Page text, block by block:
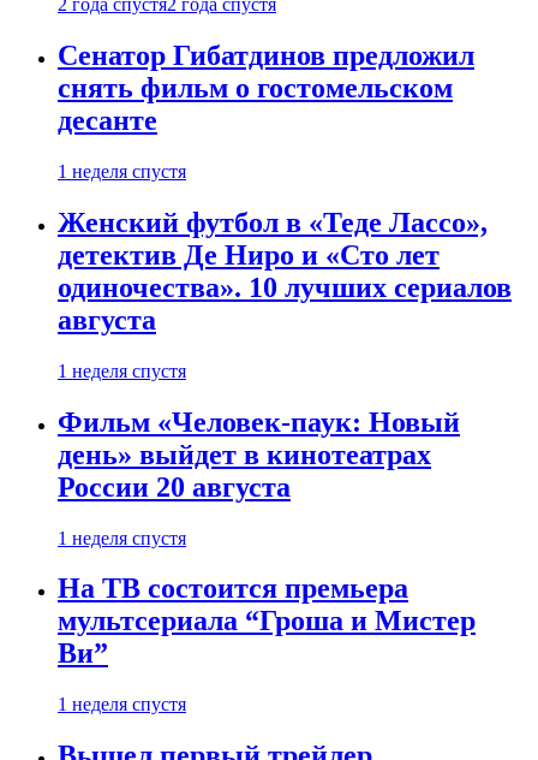
2 года спустя2 года спустя
Сенатор Гибатдинов предложил
снять фильм о гостомельском
десанте
1 неделя спустя
Женский футбол в «Теде Лассо»,
детектив Де Ниро и «Сто лет
одиночества». 10 лучших сериалов
августа
1 неделя спустя
Фильм «Человек-паук: Новый
день» выйдет в кинотеатрах
России 20 августа
1 неделя спустя
На ТВ состоится премьера
мультсериала “Гроша и Мистер
Ви”
1 неделя спустя